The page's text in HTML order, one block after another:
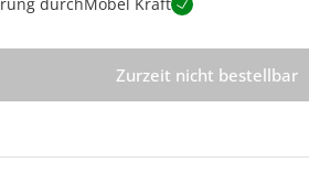
Zurzeit nicht bestellbar